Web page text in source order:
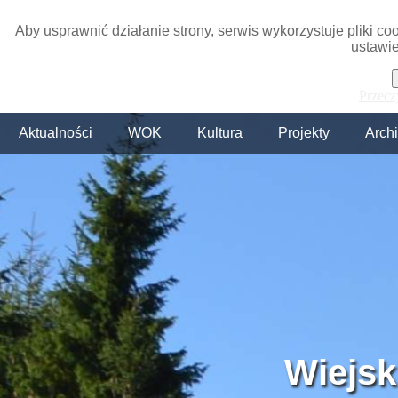
Aby usprawnić działanie strony, serwis wykorzystuje pliki
Aktualności WOK Kultura Projekty